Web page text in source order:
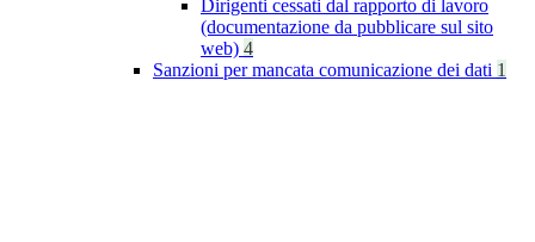
Dirigenti cessati dal rapporto di lavoro
(documentazione da pubblicare sul sito
web) 4
Sanzioni per mancata comunicazione dei dati 1